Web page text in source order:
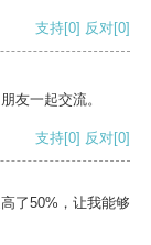
支持[0] 反对[0]
友一起交流。
支持[0] 反对[0]
了50%，让我能够